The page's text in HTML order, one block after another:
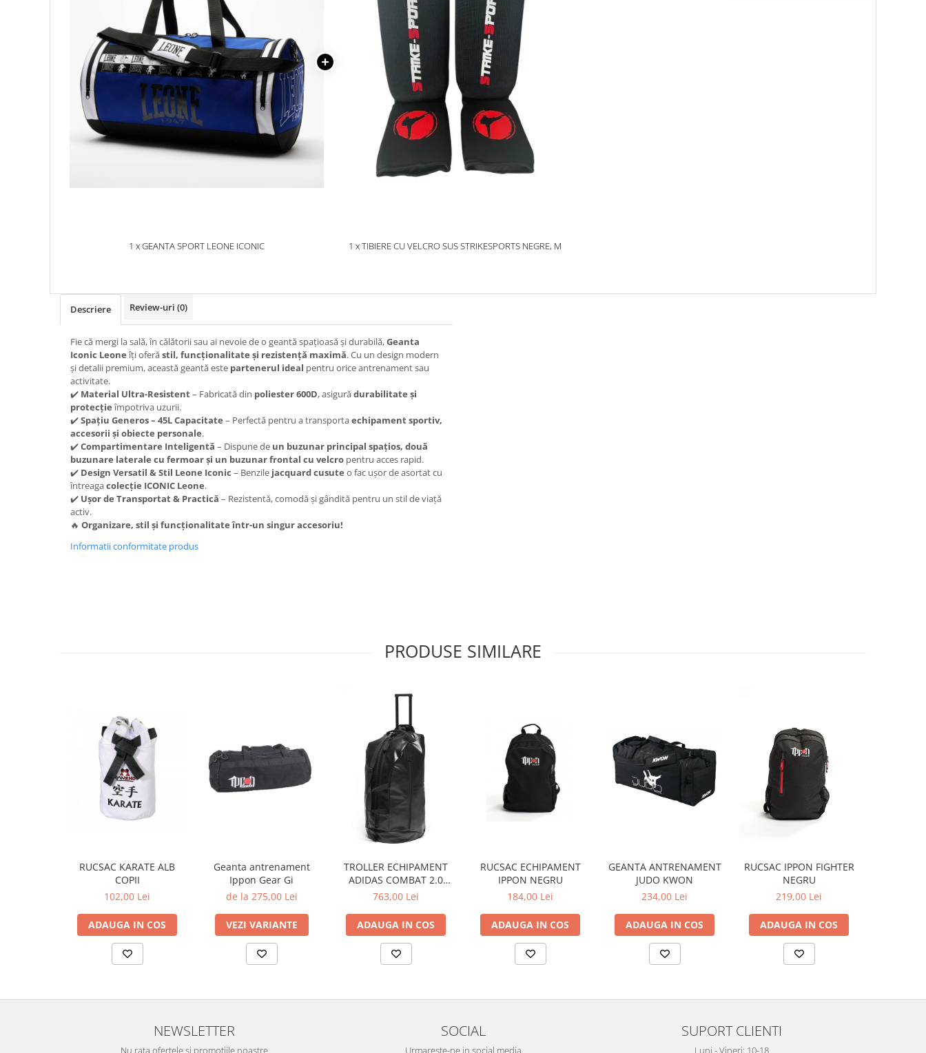
Vitamine/Minerale
Medicina Sportiva/Recuperare
1 x GEANTA SPORT LEONE ICONIC 1 x TIBIERE CU VELCRO SUS STRIKESPORTS NEGRE, M
Descriere Review-uri (0)
Fie că mergi la sală, în călătorii sau ai nevoie de o geantă spațioasă și durabilă,Geanta
Iconic Leoneîți oferăstil, funcționalitate și rezistență maximă. Cu un design modern
și detalii premium, această geantă este partenerul ideal pentru orice antrenament sau
activitate.
✔️ Material Ultra-Resistent– Fabricată din poliester 600D, asigurădurabilitate și
protecțieîmpotriva uzurii.
✔️Spațiu Generos – 45L Capacitate – Perfectă pentru a transportaechipament sportiv,
accesorii și obiecte personale.
✔️Compartimentare Inteligentă – Dispune de un buzunar principal spațios, două
buzunare laterale cu fermoar și un buzunar frontal cu velcro pentru acces rapid.
✔️ Design Versatil & Stil Leone Iconic – Benzile jacquard cusute o fac ușor de asortat cu
întreagacolecție ICONIC Leone.
✔️ Ușor de Transportat & Practică – Rezistentă, comodă și gândită pentru un stil de viață
activ.
🔥 Organizare, stil și funcționalitate într-un singur accesoriu!
Informatii conformitate produs
PRODUSE SIMILARE
RUCSAC KARATE ALB
COPII
102,00 Lei
ADAUGA IN COS
Geanta antrenament
Ippon Gear Gi
de la 275,00 Lei
VEZI VARIANTE
TROLLER ECHIPAMENT
ADIDAS COMBAT 2.0
KARATE
763,00 Lei
ADAUGA IN COS
RUCSAC ECHIPAMENT
IPPON NEGRU
184,00 Lei
ADAUGA IN COS
GEANTA ANTRENAMENT
JUDO KWON
234,00 Lei
ADAUGA IN COS
RUCSAC IPPON FIGHTER
NEGRU
219,00 Lei
ADAUGA IN COS
NEWSLETTER
Nu rata ofertele si promotiile noastre
SOCIAL
Urmareste-ne in social media
SUPORT CLIENTI
Luni - Vineri: 10-18